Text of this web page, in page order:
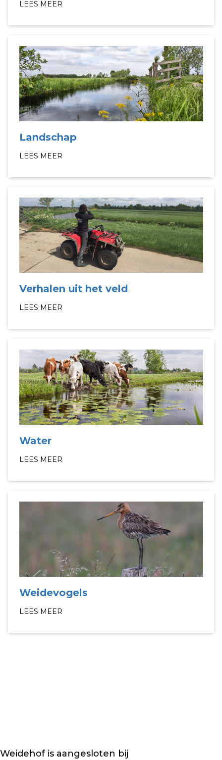
LEES MEER
Landschap
LEES MEER
Verhalen uit het veld
LEES MEER
Water
LEES MEER
Weidevogels
LEES MEER
Weidehof is aangesloten bij